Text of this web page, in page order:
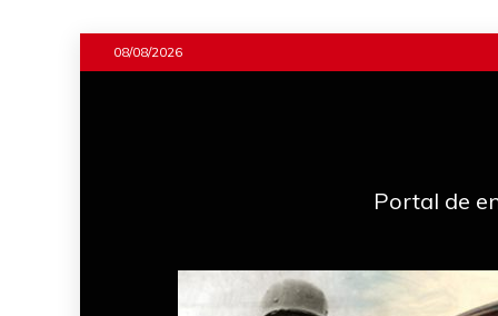
to
08/08/2026
Portal de